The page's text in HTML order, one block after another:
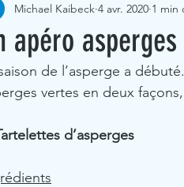
apéro
Michael Kaibeck 4 avr. 2020 1 min
de l’asperge a
vertes en deux
d’asperges